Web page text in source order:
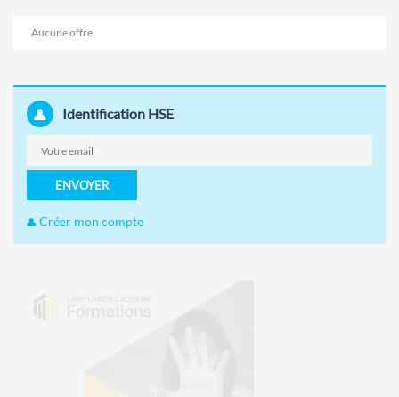
Aucune offre
Identification HSE
ENVOYER
Créer mon compte